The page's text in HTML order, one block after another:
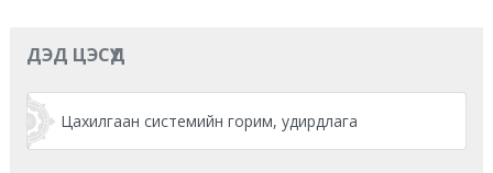
ДЭД ЦЭСҮҮД
Цахилгаан системийн горим, удирдлага